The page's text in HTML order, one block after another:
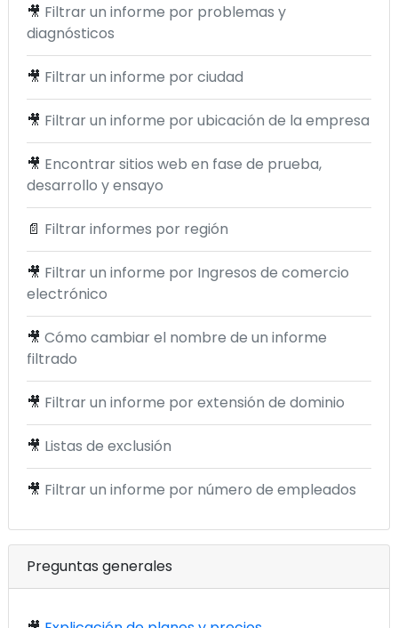
🎥 Filtrar un informe por problemas y
diagnósticos
🎥 Filtrar un informe por ciudad
🎥 Filtrar un informe por ubicación de la empresa
🎥 Encontrar sitios web en fase de prueba,
desarrollo y ensayo
📄 Filtrar informes por región
🎥 Filtrar un informe por Ingresos de comercio
electrónico
🎥 Cómo cambiar el nombre de un informe
filtrado
🎥 Filtrar un informe por extensión de dominio
🎥 Listas de exclusión
🎥 Filtrar un informe por número de empleados
Preguntas generales